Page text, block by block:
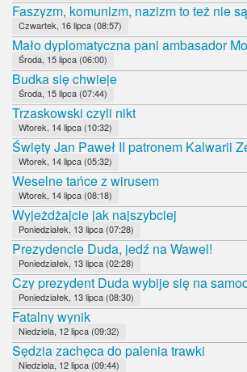
Faszyzm, komunizm, nazizm to też nie
Czwartek, 16 lipca (08:57)
Mało dyplomatyczna pani ambasador
Środa, 15 lipca (06:00)
Budka się chwieje
Środa, 15 lipca (07:44)
Trzaskowski czyli nikt
Wtorek, 14 lipca (10:32)
Święty Jan Paweł II patronem Kalwarii
Wtorek, 14 lipca (05:32)
Weselne tańce z wirusem
Wtorek, 14 lipca (08:18)
Wyjeżdżajcie jak najszybciej
Poniedziałek, 13 lipca (07:28)
Prezydencie Duda, jedź na Wawel!
Poniedziałek, 13 lipca (02:28)
Czy prezydent Duda wybije się na
Poniedziałek, 13 lipca (08:30)
Fatalny wynik
Niedziela, 12 lipca (09:32)
Sędzia zachęca do palenia trawki
Niedziela, 12 lipca (09:44)